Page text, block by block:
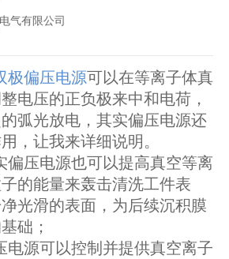
气有限公司
极偏压电源可以在等离子体真
电压的正负极来中和电荷，
弧光放电，其实偏压电源还
，让我来详细说明。
偏压电源也可以提高真空等离
的能量来轰击清洗工件表
光滑的表面，为后续沉积膜
础；
电源可以控制并提供真空离子